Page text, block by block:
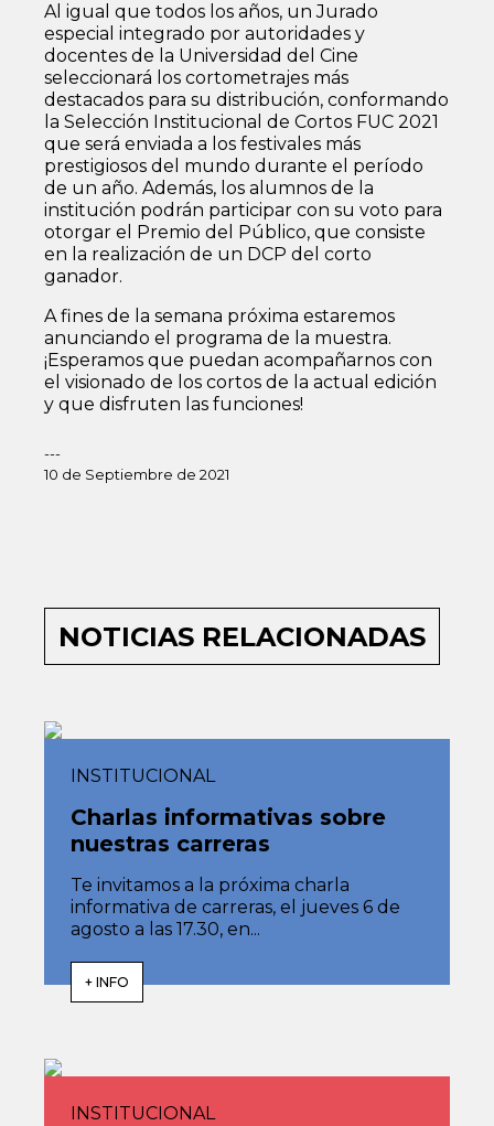
Al igual que todos los años, un Jurado
especial integrado por autoridades y
docentes de la Universidad del Cine
seleccionará los cortometrajes más
destacados para su distribución, conformando
la Selección Institucional de Cortos FUC 2021
que será enviada a los festivales más
prestigiosos del mundo durante el período
de un año. Además, los alumnos de la
institución podrán participar con su voto para
otorgar el Premio del Público, que consiste
en la realización de un DCP del corto
ganador.
A fines de la semana próxima estaremos
anunciando el programa de la muestra.
¡Esperamos que puedan acompañarnos con
el visionado de los cortos de la actual edición
y que disfruten las funciones!
---
10 de Septiembre de 2021
NOTICIAS RELACIONADAS
INSTITUCIONAL
Charlas informativas sobre
nuestras carreras
Te invitamos a la próxima charla
informativa de carreras, el jueves 6 de
agosto a las 17.30, en...
+ INFO
INSTITUCIONAL